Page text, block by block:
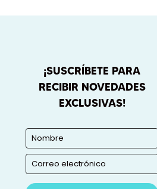
¡SUSCRÍBETE PARA
RECIBIR NOVEDADES
EXCLUSIVAS!